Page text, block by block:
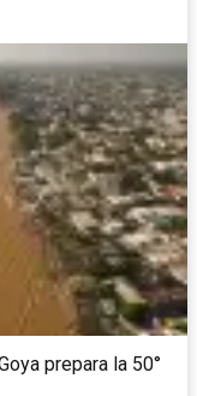
prepara la 50°